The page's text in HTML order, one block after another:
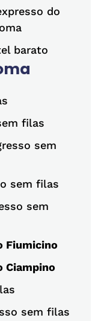
do
barato
filas
sem
sem filas
sem
Fiumicino
Ciampino
sem filas